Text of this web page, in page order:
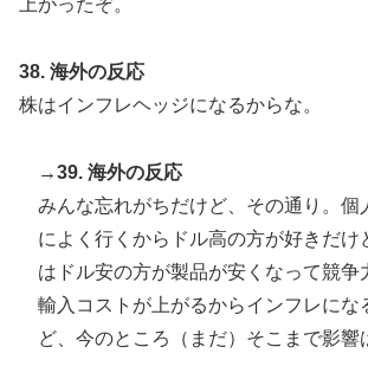
上がったぞ。
38. 海外の反応
株はインフレヘッジになるからな。
→39. 海外の反応
みんな忘れがちだけど、その通り。個
によく行くからドル高の方が好きだけ
はドル安の方が製品が安くなって競争
輸入コストが上がるからインフレにな
ど、今のところ（まだ）そこまで影響